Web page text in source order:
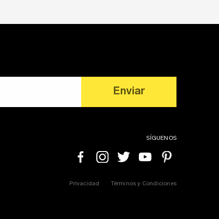
Enviar
SÍGUENOS
FacebookInstagram TwitterYoutubePinterest
Privacidad Términos y Condiciones